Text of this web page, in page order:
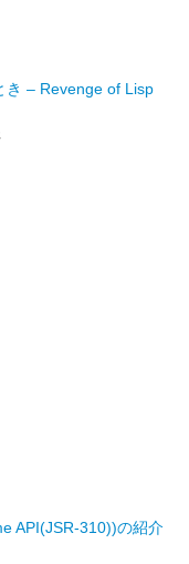
き – Revenge of Lisp
API(JSR-310))の紹介